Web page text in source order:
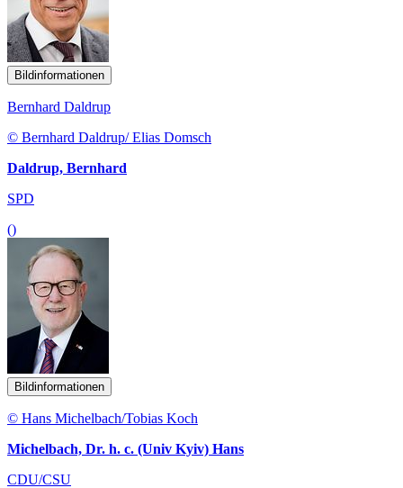
Bildinformationen
Bernhard Daldrup
© Bernhard Daldrup/ Elias Domsch
Daldrup, Bernhard
SPD
()
Bildinformationen
© Hans Michelbach/Tobias Koch
Michelbach, Dr. h. c. (Univ Kyiv) Hans
CDU/CSU